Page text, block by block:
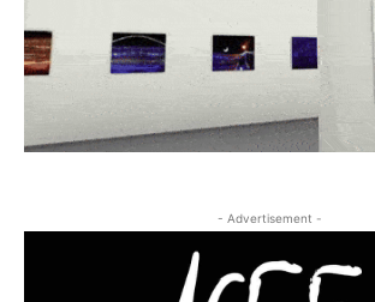
- Advertisement -